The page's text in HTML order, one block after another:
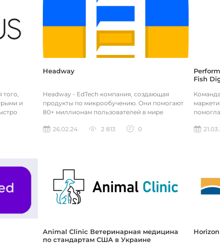
и
Headway
Headway - EdTech компания, создающая
продукты по микрообучению. Они помогают
80+ миллионам пользователей в мире
26.02.24
2 813 0
Fish
Animal Clinic Ветеринарная медицина
по стандартам США в Украине